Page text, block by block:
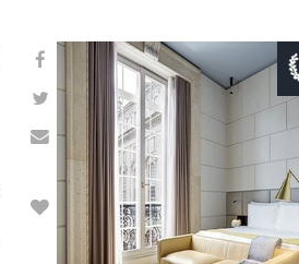
This page can't load
Do you own this
OK